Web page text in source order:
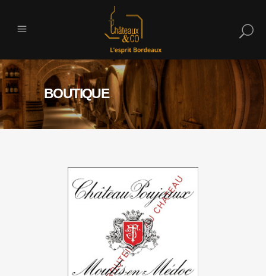
BOUTIQUE